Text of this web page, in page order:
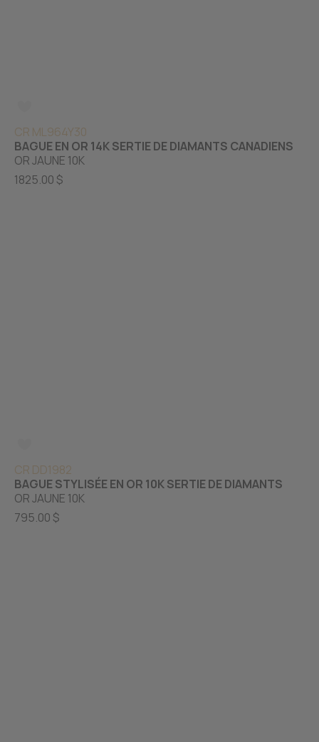
CR ML964Y30
BAGUE EN OR 14K SERTIE DE DIAMANTS CANADIENS
OR JAUNE 10K
1825.00 $
CR DD1982
BAGUE STYLISÉE EN OR 10K SERTIE DE DIAMANTS
OR JAUNE 10K
795.00 $